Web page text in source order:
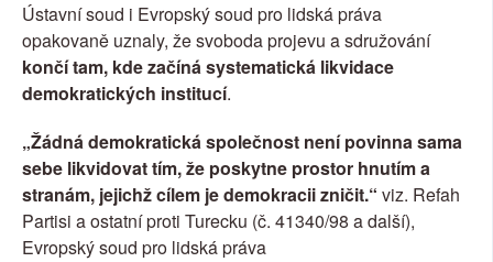
Ústavní soud i Evropský soud pro lidská práva
opakovaně uznaly, že svoboda projevu a sdružování
končí tam, kde začíná systematická likvidace
demokratických institucí.
„Žádná demokratická společnost není povinna sama
sebe likvidovat tím, že poskytne prostor hnutím a
stranám, jejichž cílem je demokracii zničit.“ viz. Refah
Partisi a ostatní proti Turecku (č. 41340/98 a další),
Evropský soud pro lidská práva